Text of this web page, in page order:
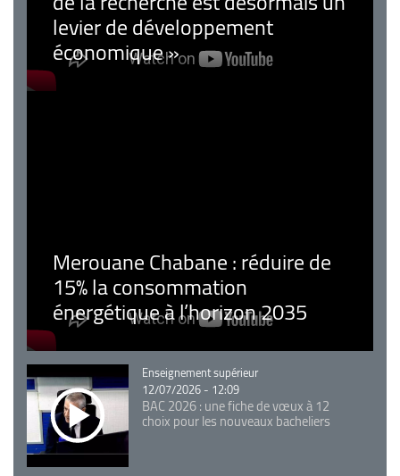
levier de développement
économique »
Merouane Chabane : réduire de
15% la consommation
énergétique à l’horizon 2035
Catégorie
Enseignement supérieur
12/07/2026 - 12:09
BAC 2026 : une fiche de vœux à 12
choix pour les nouveaux bacheliers